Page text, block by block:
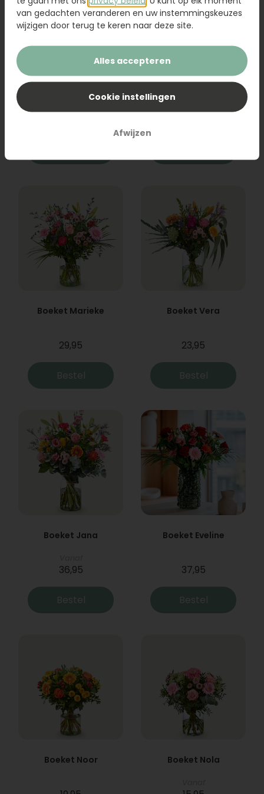
Boeket Raya Sanseveria
Boeket Marieke
29,95
Bestel
Boeket Vera
23,95
Bestel
Boeket Jana
36,95
Bestel
Boeket Eveline
37,95
Bestel
Boeket Noor Boeket Nola
van gedachten veranderen en uw instemmingskeuzes
wijzigen door terug te keren naar deze site.
Alles accepteren
Cookie instellingen
Afwijzen